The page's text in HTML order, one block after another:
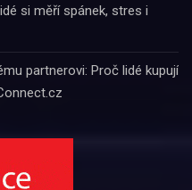
si měří spánek, stres i
partnerovi: Proč lidé kupují